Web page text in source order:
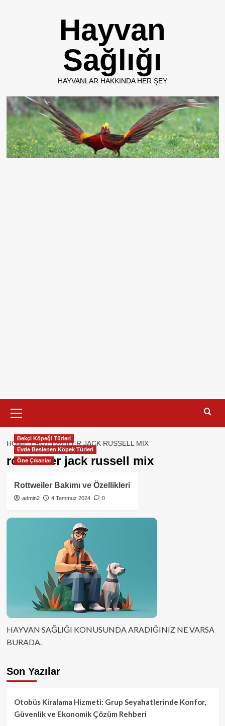
Hayvan
Sağlığı
HAYVANLAR HAKKINDA HER ŞEY
Menu
HOME ROTTWEILER JACK RUSSELL MIX
rottweiler jack russell mix
Bekçi Köpeği Türleri
Evde Beslenen Köpek Türleri
Öne Çıkanlar
Rottweiler Bakımı ve Özellikleri
admin2 4 Temmuz 2024 0
HAYVAN SAĞLIĞI KONUSUNDA ARADIĞINIZ NE VARSA
BURADA.
Son Yazılar
Otobüs Kiralama Hizmeti: Grup Seyahatlerinde Konfor,
Güvenlik ve Ekonomik Çözüm Rehberi